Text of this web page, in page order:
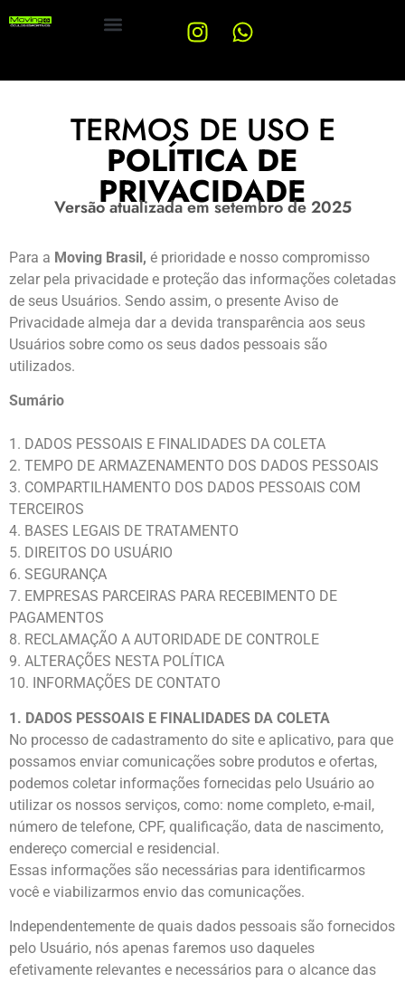
TERMOS DE USO E
POLÍTICA DE
PRIVACIDADE
Versão atualizada em setembro de 2025
Para a Moving Brasil, é prioridade e nosso compromisso
zelar pela privacidade e proteção das informações coletadas
de seus Usuários. Sendo assim, o presente Aviso de
Privacidade almeja dar a devida transparência aos seus
Usuários sobre como os seus dados pessoais são
utilizados.
Sumário
1. DADOS PESSOAIS E FINALIDADES DA COLETA
2. TEMPO DE ARMAZENAMENTO DOS DADOS PESSOAIS
3. COMPARTILHAMENTO DOS DADOS PESSOAIS COM
TERCEIROS
4. BASES LEGAIS DE TRATAMENTO
5. DIREITOS DO USUÁRIO
6. SEGURANÇA
7. EMPRESAS PARCEIRAS PARA RECEBIMENTO DE
PAGAMENTOS
8. RECLAMAÇÃO A AUTORIDADE DE CONTROLE
9. ALTERAÇÕES NESTA POLÍTICA
10. INFORMAÇÕES DE CONTATO
1. DADOS PESSOAIS E FINALIDADES DA COLETA
No processo de cadastramento do site e aplicativo, para que
possamos enviar comunicações sobre produtos e ofertas,
podemos coletar informações fornecidas pelo Usuário ao
utilizar os nossos serviços, como: nome completo, e-mail,
número de telefone, CPF, qualificação, data de nascimento,
endereço comercial e residencial.
Essas informações são necessárias para identificarmos
você e viabilizarmos envio das comunicações.
Independentemente de quais dados pessoais são fornecidos
pelo Usuário, nós apenas faremos uso daqueles
efetivamente relevantes e necessários para o alcance das